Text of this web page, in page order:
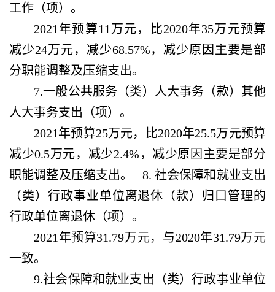
工作（项）。
2021年预算11万元，比2020年35万元预算
减少24万元，减少68.57%，减少原因主要是部
分职能调整及压缩支出。
7.一般公共服务（类）人大事务（款）其他
人大事务支出（项）。
2021年预算25万元，比2020年25.5万元预算
减少0.5万元，减少2.4%，减少原因主要是部分
职能调整及压缩支出。 8. 社会保障和就业支出
（类）行政事业单位离退休（款）归口管理的
行政单位离退休（项）。
2021年预算31.79万元，与2020年31.79万元
一致。
9.社会保障和就业支出（类）行政事业单位